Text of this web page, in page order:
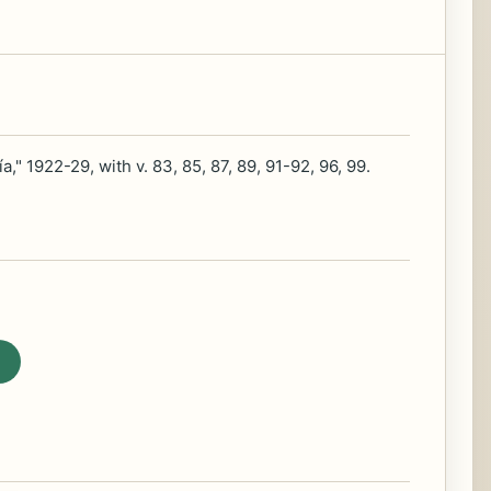
1922-29, with v. 83, 85, 87, 89, 91-92, 96, 99.